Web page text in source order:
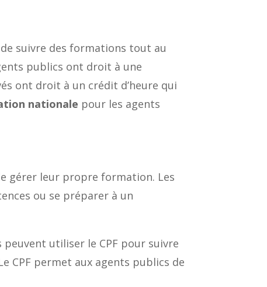
suivre des formations tout au
publics ont droit à une
ont droit à un crédit d’heure qui
nationale pour les agents
gérer leur propre formation. Les
ou se préparer à un
utiliser le CPF pour suivre
CPF permet aux agents publics de